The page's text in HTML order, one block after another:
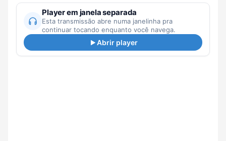
Player em janela separada
Esta transmissão abre numa janelinha pra
continuar tocando enquanto você navega.
Abrir player